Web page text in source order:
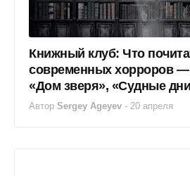
Книжный клуб: Что
современных хорроров —
«Дом зверя», «Судные
Автор Sergey Ageyev - 20 апреля